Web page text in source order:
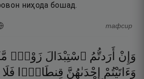
ниҳода бошад.
тафсир
وَإِنْ أَرَدتُّمُ ٱسْتِبْدَالَ زَوْجٍۢ
وَءَاتَيْتُمْ
إِحْدَىٰهُنَّ قِنطَارًۭا فَلَا